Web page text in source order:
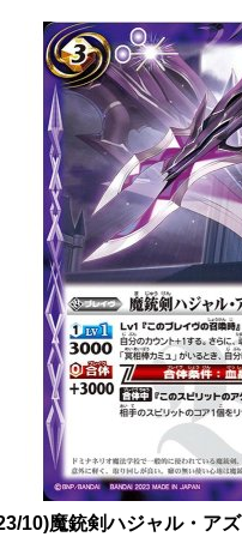
10)魔銃剣ハジャル・ア